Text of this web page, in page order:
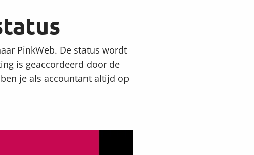
PinkWeb. De status wordt
is geaccordeerd door de
je als accountant altijd op